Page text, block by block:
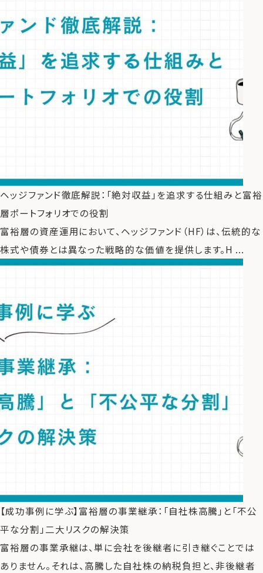
ヘッジファンド徹底解説：「絶対収益」を追求する仕組みと富裕
層ポートフォリオでの役割
富裕層の資産運用において、ヘッジファンド（HF）は、伝統的な
株式や債券とは異なった戦略的な価値を提供します。H ...
【成功事例に学ぶ】富裕層の事業継承：「自社株高騰」と「不公
平な分割」二大リスクの解決策
富裕層の事業承継は、単に会社を後継者に引き継ぐことでは
ありません。それは、高騰した自社株の納税負担と、非後継者